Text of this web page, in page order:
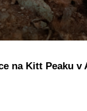
na Kitt Peaku v